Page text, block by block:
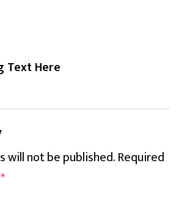
Text Here
will not be published.Required
*